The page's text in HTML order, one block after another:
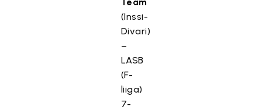
(Inssi-
Divari)
–
LASB
(F-
liiga)
7-